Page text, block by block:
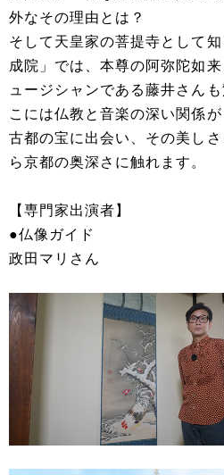
外なその理由とは？
そして天皇家の菩提寺として
成院」では、本尊の阿弥陀如
ュージシャンである藤井さん
こには仏教と音楽の深い関係が
古都の宝に出会い、その美し
ら京都の奥深さに触れます。
【専門家出演者】
●仏像ガイド
政田マリさん